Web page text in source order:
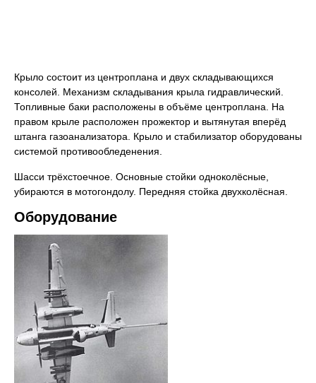
Крыло состоит из центроплана и двух складывающихся
консолей. Механизм складывания крыла гидравлический.
Топливные баки расположены в объёме центроплана. На
правом крыле расположен прожектор и вытянутая вперёд
штанга газоанализатора. Крыло и стабилизатор оборудованы
системой противообледенения.
Шасси трёхстоечное. Основные стойки одноколёсные,
убираются в мотогондолу. Передняя стойка двухколёсная.
Оборудование